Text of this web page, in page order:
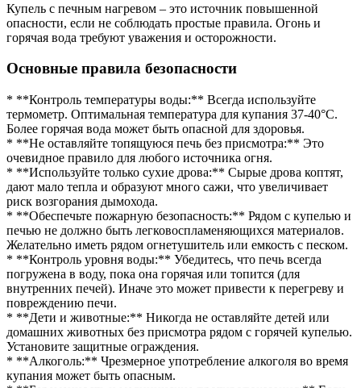
Купель с печным нагревом – это источник повышенной
опасности, если не соблюдать простые правила. Огонь и
горячая вода требуют уважения и осторожности.
Основные правила безопасности
* **Контроль температуры воды:** Всегда используйте
термометр. Оптимальная температура для купания 37-40°C.
Более горячая вода может быть опасной для здоровья.
* **Не оставляйте топящуюся печь без присмотра:** Это
очевидное правило для любого источника огня.
* **Используйте только сухие дрова:** Сырые дрова коптят,
дают мало тепла и образуют много сажи, что увеличивает
риск возгорания дымохода.
* **Обеспечьте пожарную безопасность:** Рядом с купелью и
печью не должно быть легковоспламеняющихся материалов.
Желательно иметь рядом огнетушитель или емкость с песком.
* **Контроль уровня воды:** Убедитесь, что печь всегда
погружена в воду, пока она горячая или топится (для
внутренних печей). Иначе это может привести к перегреву и
повреждению печи.
* **Дети и животные:** Никогда не оставляйте детей или
домашних животных без присмотра рядом с горячей купелью.
Установите защитные ограждения.
* **Алкоголь:** Чрезмерное употребление алкоголя во время
купания может быть опасным.